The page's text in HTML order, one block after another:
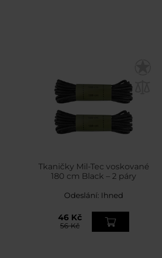
Tkaničky Mil-Tec voskované
180 cm Black – 2 páry
Odeslání: Ihned
46 Kč
56 Kč